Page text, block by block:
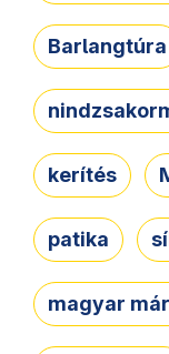
Barlangtúra
kerítés
patika
magyar